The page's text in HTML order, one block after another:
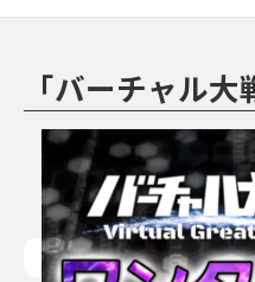
「バーチャル